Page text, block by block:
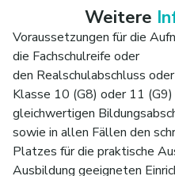
Erziehung und
Wahlpflichtbereich
Kindern unter drei
Weitere
Voraussetzungen für die
die Fachschulreife oder
den Realschulabschluss
Klasse 10 (G8) oder 11
gleichwertigen
sowie in allen Fällen den
Platzes für die praktische
Ausbildung geeigneten